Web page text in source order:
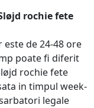
rochie fete
de 24-48 ore
poate fi diferit
rochie fete
in timpul week-
legale